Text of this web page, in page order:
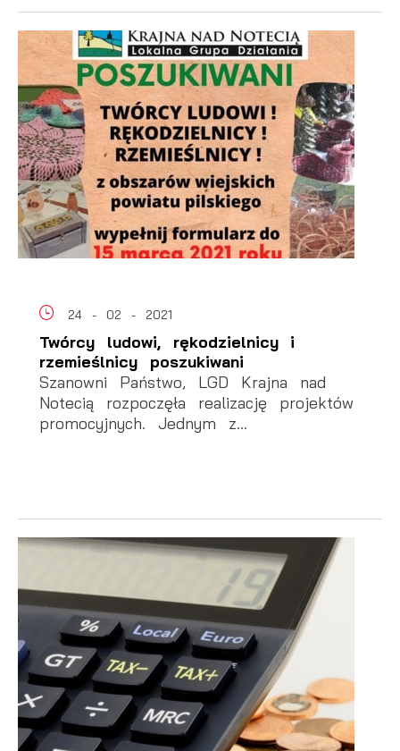
24 - 02 - 2021
Twórcy ludowi, rękodzielnicy i
rzemieślnicy poszukiwani
Szanowni Państwo, LGD Krajna nad
Notecią rozpoczęła realizację projektów
promocyjnych. Jednym z...